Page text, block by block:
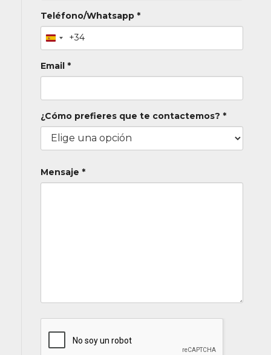
Teléfono/Whatsapp *
+34
Email *
¿Cómo prefieres que te contactemos? *
Mensaje *